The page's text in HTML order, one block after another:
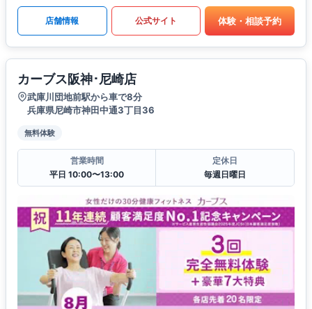
店舗情報 公式サイト 体験・相談予約
カーブス阪神･尼崎店
武庫川団地前駅から車で8分
兵庫県尼崎市神田中通3丁目36
無料体験
営業時間
平日 10:00〜13:00
定休日
毎週日曜日